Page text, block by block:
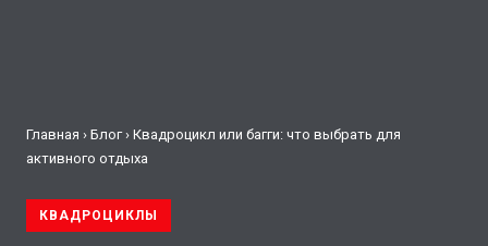
Главная › Блог› Квадроцикл или багги: что выбрать для
активного отдыха
КВАДРОЦИКЛЫ